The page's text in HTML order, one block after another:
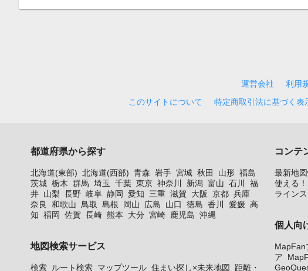
運営会社 利用
このサイトについて
特定商取引法に基づく表
都道府県から探す
北海道(東部) 北海道(西部) 青森 岩手 宮城 秋田 山形 福島
茨城 栃木 群馬 埼玉 千葉 東京 神奈川 新潟 富山 石川
福
井 山梨 長野 岐阜 静岡 愛知 三重 滋賀 大阪 京都 兵庫
奈良
和歌山 鳥取 島根 岡山 広島 山口 徳島 香川 愛媛 高
知 福岡 佐賀 長崎 熊本 大分 宮崎 鹿児島 沖縄
地図検索サービス
検索 ルート検索 マップツール 住まい探し×未来地図 距離・
コンテ
最新地
使える
ライン
個人向
MapFan
ア